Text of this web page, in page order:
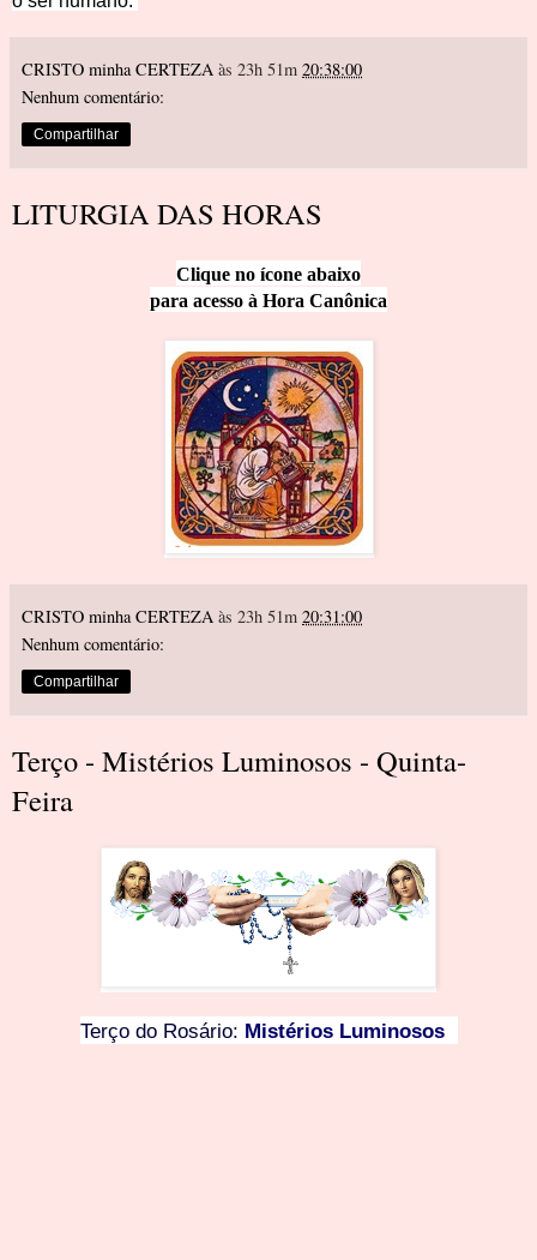
CRISTO minha CERTEZA às 23h 51m 20:38:00
Nenhum comentário:
Compartilhar
LITURGIA DAS HORAS
Clique no ícone abaixo
para acesso à Hora Canônica
CRISTO minha CERTEZA às 23h 51m 20:31:00
Nenhum comentário:
Compartilhar
Terço - Mistérios Luminosos - Quinta-
Feira
Terço do Rosário: Mistérios Luminosos